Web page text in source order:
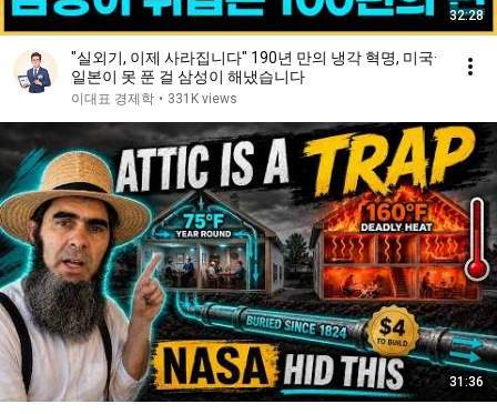
32:28
"실외기, 이제 사라집니다" 190년 만의 냉각 혁명, 미국·
일본이 못 푼 걸 삼성이 해냈습니다
이대표 경제학 • 331K views
31:36